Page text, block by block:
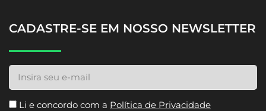
CADASTRE-SE EM NOSSO NEWSLETTER
Li e concordo com a Política de Privacidade